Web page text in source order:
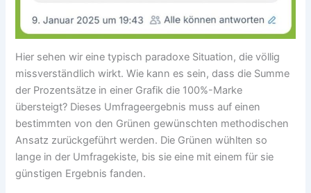
Hier sehen wir eine typisch paradoxe Situation, die völlig
missverständlich wirkt. Wie kann es sein, dass die Summe
der Prozentsätze in einer Grafik die 100%-Marke
übersteigt? Dieses Umfrageergebnis muss auf einen
bestimmten von den Grünen gewünschten methodischen
Ansatz zurückgeführt werden. Die Grünen wühlten so
lange in der Umfragekiste, bis sie eine mit einem für sie
günstigen Ergebnis fanden.